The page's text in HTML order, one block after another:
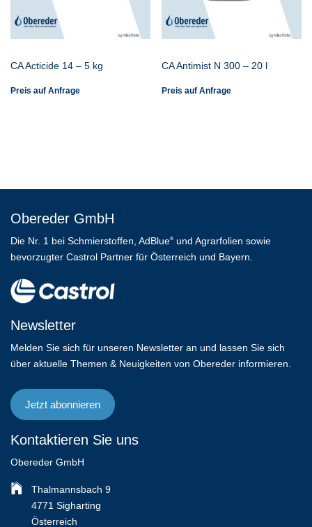
CA Acticide 14 – 5 kg
Preis auf Anfrage
CA Antimist N 300 – 20 l
Preis auf Anfrage
Obereder GmbH
Die Nr. 1 bei Schmierstoffen, AdBlue®
und Agrarfolien sowie
bevorzugter Castrol Partner für Österreich und Bayern.
Newsletter
Melden Sie sich für unseren Newsletter an und lassen Sie sich
über aktuelle Themen & Neuigkeiten von Obereder informieren.
Jetzt abonnieren
Kontaktieren Sie uns
Obereder GmbH
Thalmannsbach 9
4771 Sigharting
Österreich